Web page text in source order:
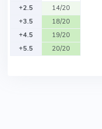
+2.5
14/20
+3.5
18/20
+4.5
19/20
+5.5
20/20